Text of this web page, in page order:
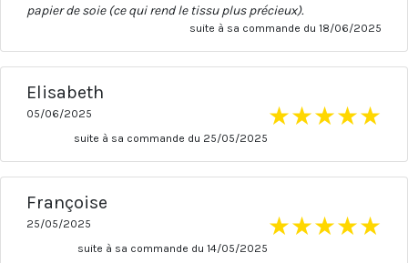
papier de soie (ce qui rend le tissu plus précieux).
suite à sa commande du 18/06/2025
Elisabeth
05/06/2025 ★★★★★
suite à sa commande du 25/05/2025
Françoise
25/05/2025 ★★★★★
suite à sa commande du 14/05/2025